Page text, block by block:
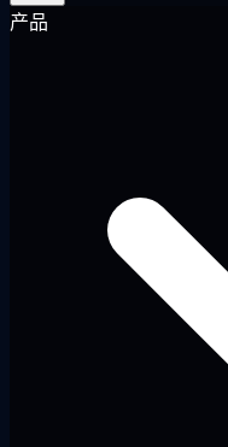
产品